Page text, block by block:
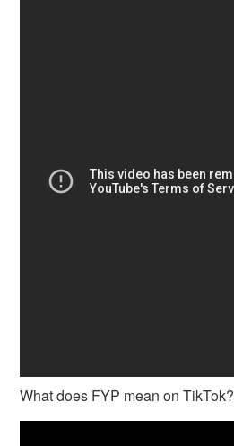
What does FYP mean on TikTok?